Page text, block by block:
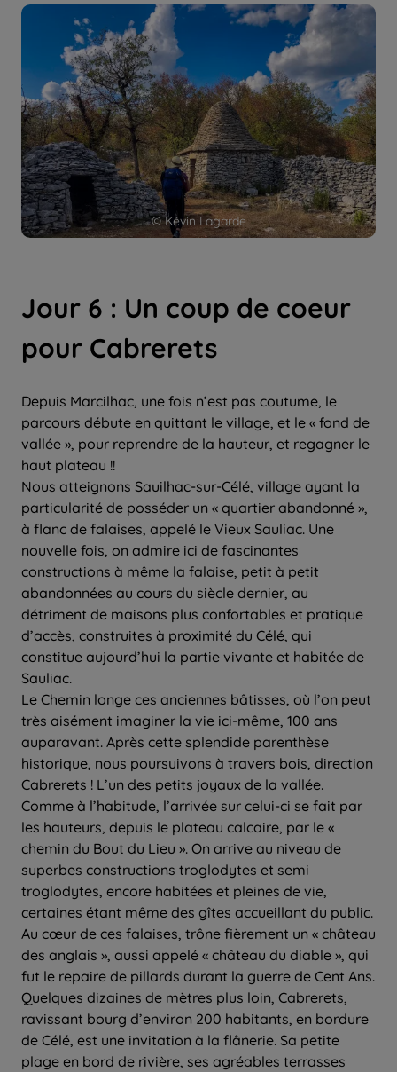
© Kévin Lagarde
Jour 6 : Un coup de coeur
pour Cabrerets
Depuis Marcilhac, une fois n’est pas coutume, le
parcours débute en quittant le village, et le « fond de
vallée », pour reprendre de la hauteur, et regagner le
haut plateau !!
Nous atteignons Sauilhac-sur-Célé, village ayant la
particularité de posséder un « quartier abandonné »,
à flanc de falaises, appelé le Vieux Sauliac. Une
nouvelle fois, on admire ici de fascinantes
constructions à même la falaise, petit à petit
abandonnées au cours du siècle dernier, au
détriment de maisons plus confortables et pratique
d’accès, construites à proximité du Célé, qui
constitue aujourd’hui la partie vivante et habitée de
Sauliac.
Le Chemin longe ces anciennes bâtisses, où l’on peut
très aisément imaginer la vie ici-même, 100 ans
auparavant. Après cette splendide parenthèse
historique, nous poursuivons à travers bois, direction
Cabrerets ! L’un des petits joyaux de la vallée.
Comme à l’habitude, l’arrivée sur celui-ci se fait par
les hauteurs, depuis le plateau calcaire, par le «
chemin du Bout du Lieu ». On arrive au niveau de
superbes constructions troglodytes et semi
troglodytes, encore habitées et pleines de vie,
certaines étant même des gîtes accueillant du public.
Au cœur de ces falaises, trône fièrement un « château
des anglais », aussi appelé « château du diable », qui
fut le repaire de pillards durant la guerre de Cent Ans.
Quelques dizaines de mètres plus loin, Cabrerets,
ravissant bourg d’environ 200 habitants, en bordure
de Célé, est une invitation à la flânerie. Sa petite
plage en bord de rivière, ses agréables terrasses